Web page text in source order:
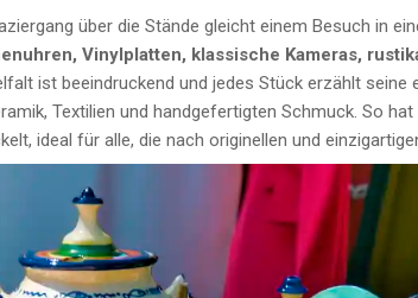
über die Stände gleicht einem Besuch in
Vinylplatten, klassische Kameras,
ist beeindruckend und jedes Stück erzählt seine
Textilien und handgefertigten Schmuck. So
ideal für alle, die nach originellen und